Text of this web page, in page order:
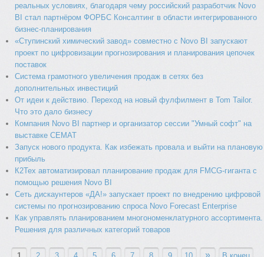
реальных условиях, благодаря чему российский разработчик Novo
BI стал партнёром ФОРБС Консалтинг в области интегрированного
бизнес-планирования
«Ступинский химический завод» совместно с Novo BI запускают
проект по цифровизации прогнозирования и планирования цепочек
поставок
Система грамотного увеличения продаж в сетях без
дополнительных инвестиций
От идеи к действию. Переход на новый фулфилмент в Tom Tailor.
Что это дало бизнесу
Компания Novo BI партнер и организатор сессии "Умный софт" на
выставке СЕМАТ
Запуск нового продукта. Как избежать провала и выйти на плановую
прибыль
К2Тех автоматизировал планирование продаж для FMCG-гиганта с
помощью решения Novo BI
Сеть дискаунтеров «ДА!» запускает проект по внедрению цифровой
системы по прогнозированию спроса Novo Forecast Enterprise
Как управлять планированием многономенклатурного ассортимента.
Решения для различных категорий товаров
»